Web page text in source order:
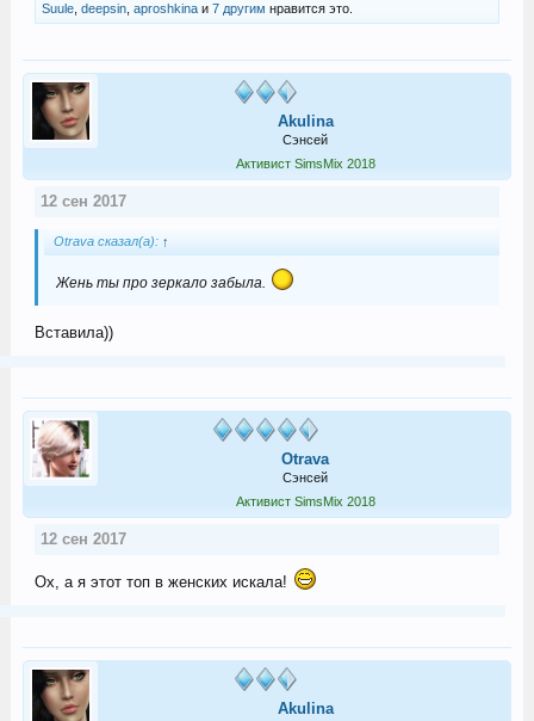
Suule, deepsin, aproshkinaи 7 другим нравится это.
Akulina
Сэнсей
Активист SimsMix 2018
12 сен 2017
Otrava сказал(а): ↑
Жень ты про зеркало забыла.
Вставила))
Otrava
Сэнсей
Активист SimsMix 2018
12 сен 2017
Ох, а я этот топ в женских искала!
Akulina